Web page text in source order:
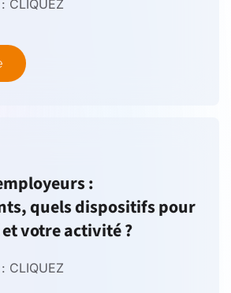
CLIQUEZ
:
quels dispositifs pour
votre activité ?
CLIQUEZ